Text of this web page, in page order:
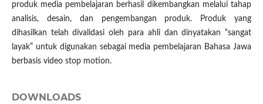
produk media pembelajaran berhasil dikembangkan melalui tahap
analisis, desain, dan pengembangan produk. Produk yang
dihasilkan telah divalidasi oleh para ahli dan dinyatakan “sangat
layak” untuk digunakan sebagai media pembelajaran Bahasa Jawa
berbasis video stop motion.
DOWNLOADS